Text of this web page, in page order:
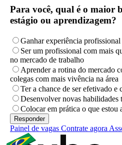
Para você, qual é o maior
estágio ou aprendizagem?
Ganhar experiência
Ser um profissional com mais
no mercado de trabalho
Aprender a rotina do mercado
colegas com mais vivência na área
Ter a chance de ser efetivado e
Desenvolver novas habilidades
Colocar em prática o que estou
Painel de vagas Contrate agora